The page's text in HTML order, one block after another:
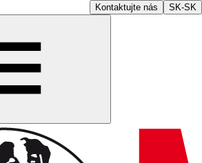
Kontaktujte nás SK-SK